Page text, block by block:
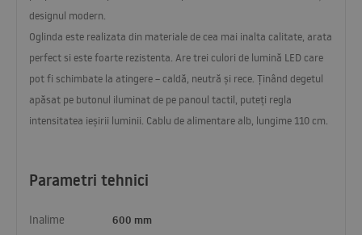
Parametri tehnici
Inalime
600 mm
designul modern.
Oglinda este realizata din materiale de cea mai inalta calitate, arata
perfect si este foarte rezistenta. Are trei culori de lumină LED care
pot fi schimbate la atingere – caldă, neutră și rece. Ținând degetul
apăsat pe butonul iluminat de pe panoul tactil, puteți regla
intensitatea ieșirii luminii. Cablu de alimentare alb, lungime 110 cm.